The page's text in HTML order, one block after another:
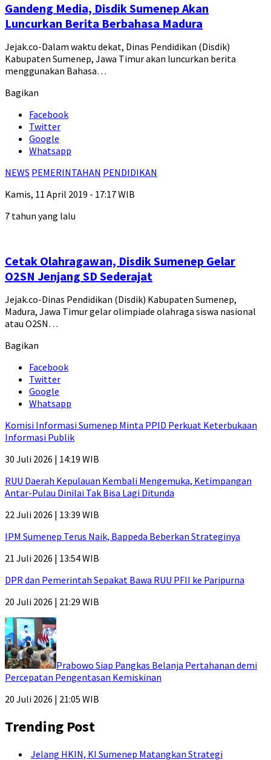
Gandeng Media, Disdik Sumenep Akan
Luncurkan Berita Berbahasa Madura
Jejak.co-Dalam waktu dekat, Dinas Pendidikan (Disdik)
Kabupaten Sumenep, Jawa Timur akan luncurkan berita
menggunakan Bahasa…
Bagikan
Facebook
Twitter
Google
Whatsapp
NEWS PEMERINTAHAN PENDIDIKAN
Kamis, 11 April 2019 - 17:17 WIB
7 tahun yang lalu
Cetak Olahragawan, Disdik Sumenep Gelar
O2SN Jenjang SD Sederajat
Jejak.co-Dinas Pendidikan (Disdik) Kabupaten Sumenep,
Madura, Jawa Timur gelar olimpiade olahraga siswa nasional
atau O2SN…
Bagikan
Facebook
Twitter
Google
Whatsapp
Komisi Informasi Sumenep Minta PPID Perkuat Keterbukaan
Informasi Publik
30 Juli 2026 | 14:19 WIB
RUU Daerah Kepulauan Kembali Mengemuka, Ketimpangan
Antar-Pulau Dinilai Tak Bisa Lagi Ditunda
22 Juli 2026 | 13:39 WIB
IPM Sumenep Terus Naik, Bappeda Beberkan Strateginya
21 Juli 2026 | 13:54 WIB
DPR dan Pemerintah Sepakat Bawa RUU PFII ke Paripurna
20 Juli 2026 | 21:29 WIB
Prabowo Siap Pangkas Belanja Pertahanan demi
Percepatan Pengentasan Kemiskinan
20 Juli 2026 | 21:05 WIB
Trending Post
Jelang HKIN, KI Sumenep Matangkan Strategi